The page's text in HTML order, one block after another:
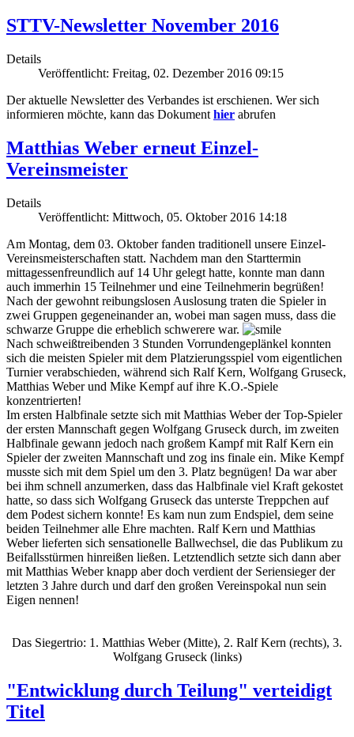
STTV-Newsletter November 2016
Details
Veröffentlicht: Freitag, 02. Dezember 2016 09:15
Der aktuelle Newsletter des Verbandes ist erschienen. Wer sich
informieren möchte, kann das Dokument hier abrufen
Matthias Weber erneut Einzel-
Vereinsmeister
Details
Veröffentlicht: Mittwoch, 05. Oktober 2016 14:18
Am Montag, dem 03. Oktober fanden traditionell unsere Einzel-
Vereinsmeisterschaften statt. Nachdem man den Starttermin
mittagessenfreundlich auf 14 Uhr gelegt hatte, konnte man dann
auch immerhin 15 Teilnehmer und eine Teilnehmerin begrüßen!
Nach der gewohnt reibungslosen Auslosung traten die Spieler in
zwei Gruppen gegeneinander an, wobei man sagen muss, dass die
schwarze Gruppe die erheblich schwerere war.
Nach schweißtreibenden 3 Stunden Vorrundengeplänkel konnten
sich die meisten Spieler mit dem Platzierungsspiel vom eigentlichen
Turnier verabschieden, während sich Ralf Kern, Wolfgang Gruseck,
Matthias Weber und Mike Kempf auf ihre K.O.-Spiele
konzentrierten!
Im ersten Halbfinale setzte sich mit Matthias Weber der Top-Spieler
der ersten Mannschaft gegen Wolfgang Gruseck durch, im zweiten
Halbfinale gewann jedoch nach großem Kampf mit Ralf Kern ein
Spieler der zweiten Mannschaft und zog ins finale ein. Mike Kempf
musste sich mit dem Spiel um den 3. Platz begnügen! Da war aber
bei ihm schnell anzumerken, dass das Halbfinale viel Kraft gekostet
hatte, so dass sich Wolfgang Gruseck das unterste Treppchen auf
dem Podest sichern konnte! Es kam nun zum Endspiel, dem seine
beiden Teilnehmer alle Ehre machten. Ralf Kern und Matthias
Weber lieferten sich sensationelle Ballwechsel, die das Publikum zu
Beifallsstürmen hinreißen ließen. Letztendlich setzte sich dann aber
mit Matthias Weber knapp aber doch verdient der Seriensieger der
letzten 3 Jahre durch und darf den großen Vereinspokal nun sein
Eigen nennen!
Das Siegertrio: 1. Matthias Weber (Mitte), 2. Ralf Kern (rechts), 3.
Wolfgang Gruseck (links)
"Entwicklung durch Teilung" verteidigt
Titel